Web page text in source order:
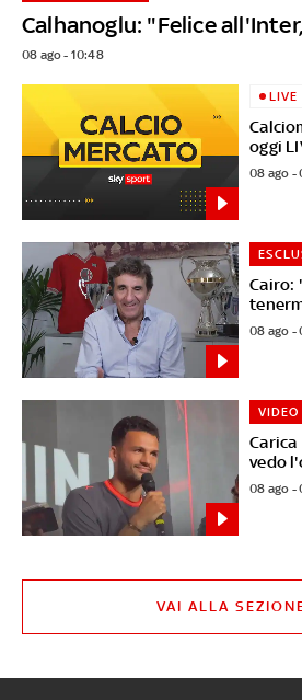
Calhanoglu: "Felice
08 ago - 10:48
oggi
LIVE
08 ago -
Cairo:
08 ago -
Carica
vedo
VIDEO
08 ago -
VAI ALLA